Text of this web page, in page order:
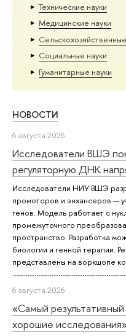
Тех­ничес­кие науки
Медицинские науки
Социальные науки
Гуманитарные науки
НОВОСТИ
6 августа 2026
Исследователи ВШЭ
регуляторную ДНК
Исследователи НИУ ВШЭ
промоторов и энхансеров —
генов. Модель работает с
промежуточного
пространство. Разработка
биологии и генной терапии.
представлены на воркшопе
6 августа 2026
«Самый
хорошие